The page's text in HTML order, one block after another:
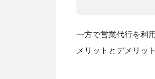
一方で営業代行を利
メリットとデメリッ